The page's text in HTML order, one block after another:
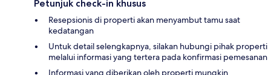
Petunjuk check-in khusus
Resepsionis di properti akan menyambut tamu saat
kedatangan
Untuk detail selengkapnya, silakan hubungi pihak properti
melalui informasi yang tertera pada konfirmasi pemesanan
Informasi yang diberikan oleh properti mungkin